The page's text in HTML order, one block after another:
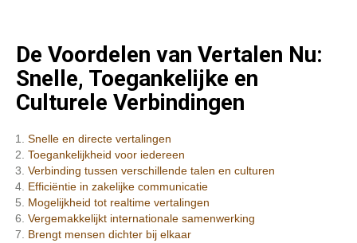
De Voordelen van Vertalen Nu:
Snelle, Toegankelijke en
Culturele Verbindingen
Snelle en directe vertalingen
Toegankelijkheid voor iedereen
Verbinding tussen verschillende talen en culturen
Efficiëntie in zakelijke communicatie
Mogelijkheid tot realtime vertalingen
Vergemakkelijkt internationale samenwerking
Brengt mensen dichter bij elkaar